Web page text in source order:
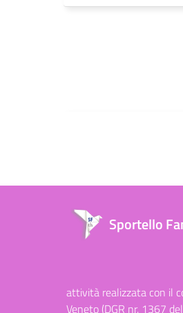
Sportello
attività realizzata con il
Veneto (DGR nr. 1367